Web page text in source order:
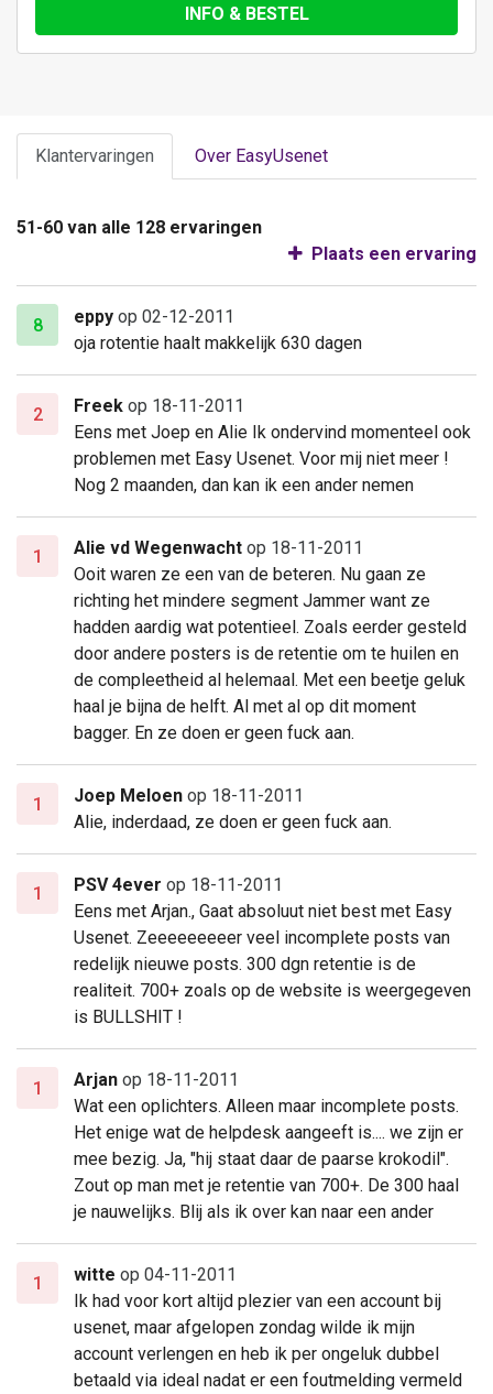
INFO & BESTEL
Klantervaringen Over EasyUsenet
51-60 van alle 128 ervaringen
Plaats een ervaring
8 eppy op 02-12-2011
oja rotentie haalt makkelijk 630 dagen
2 Freek op 18-11-2011
Eens met Joep en Alie Ik ondervind momenteel ook
problemen met Easy Usenet. Voor mij niet meer !
Nog 2 maanden, dan kan ik een ander nemen
1 Alie vd Wegenwacht op 18-11-2011
Ooit waren ze een van de beteren. Nu gaan ze
richting het mindere segment Jammer want ze
hadden aardig wat potentieel. Zoals eerder gesteld
door andere posters is de retentie om te huilen en
de compleetheid al helemaal. Met een beetje geluk
haal je bijna de helft. Al met al op dit moment
bagger. En ze doen er geen fuck aan.
1 Joep Meloen op 18-11-2011
Alie, inderdaad, ze doen er geen fuck aan.
1 PSV 4ever op 18-11-2011
Eens met Arjan., Gaat absoluut niet best met Easy
Usenet. Zeeeeeeeeer veel incomplete posts van
redelijk nieuwe posts. 300 dgn retentie is de
realiteit. 700+ zoals op de website is weergegeven
is BULLSHIT !
1 Arjan op 18-11-2011
Wat een oplichters. Alleen maar incomplete posts.
Het enige wat de helpdesk aangeeft is.... we zijn er
mee bezig. Ja, "hij staat daar de paarse krokodil".
Zout op man met je retentie van 700+. De 300 haal
je nauwelijks. Blij als ik over kan naar een ander
1 witte op 04-11-2011
Ik had voor kort altijd plezier van een account bij
usenet, maar afgelopen zondag wilde ik mijn
account verlengen en heb ik per ongeluk dubbel
betaald via ideal nadat er een foutmelding vermeld